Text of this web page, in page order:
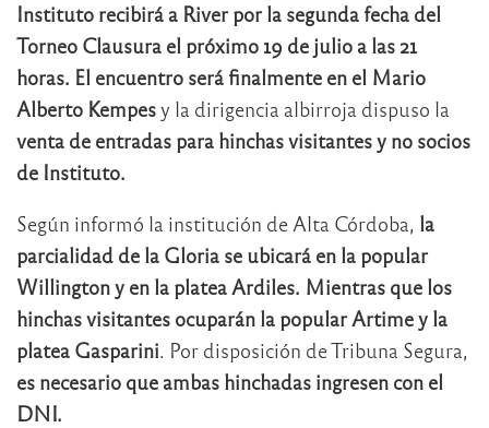
Instituto recibirá a River por la segunda fecha del
Torneo Clausura el próximo 19 de julio a las 21
horas. El encuentro será finalmente en el Mario
Alberto Kempesy la dirigencia albirroja dispuso la
venta de entradas para hinchas visitantes y no socios
de Instituto.
Según informó la institución de Alta Córdoba, la
parcialidad de la Gloria se ubicará en la popular
Willington y en la platea Ardiles. Mientras que los
hinchas visitantes ocuparán la popular Artime y la
platea Gasparini. Por disposición de Tribuna Segura,
es necesario que ambas hinchadas ingresen con el
DNI.